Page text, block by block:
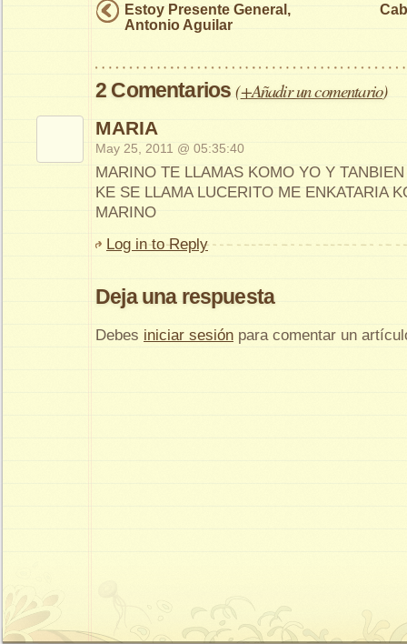
Estoy Presente General,
Antonio Aguilar
2 Comentarios(+Añadir un comentario)
MARIA
May 25, 2011 @ 05:35:40
MARINO TE LLAMAS KOMO YO Y
KE SE LLAMA LUCERITO ME ENKATARIA
MARINO
Log in to Reply
Deja una respuesta
Debes iniciar sesión para comentar un